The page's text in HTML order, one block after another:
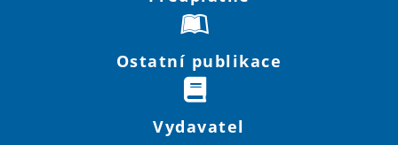
Ostatní publikace
Vydavatel